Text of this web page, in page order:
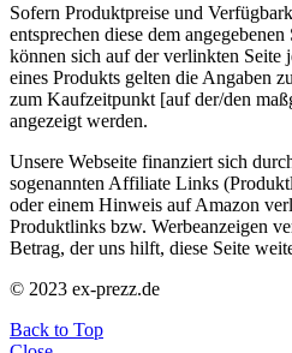
Sofern Produktpreise und
entsprechen diese dem
können sich auf der verlinkten Seite
eines Produkts gelten die Angaben
zum Kaufzeitpunkt [auf der/den
angezeigt werden.
Unsere Webseite finanziert sich
sogenannten Affiliate Links
oder einem Hinweis auf Amazon
Produktlinks bzw. Werbeanzeigen
Betrag, der uns hilft, diese Seite
© 2023 ex-prezz.de
Back to Top